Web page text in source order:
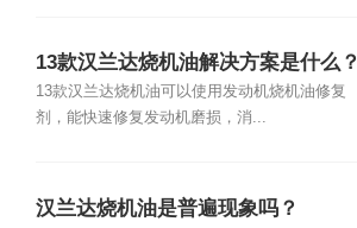
13款汉兰达烧机油解决方案是什么？
13款汉兰达烧机油可以使用发动机烧机油修复
剂，能快速修复发动机磨损，消...
汉兰达烧机油是普遍现象吗？